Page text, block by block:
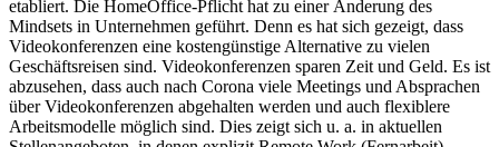
etabliert. Die HomeOffice-Pflicht hat zu einer Änderung des
Mindsets in Unternehmen geführt. Denn es hat sich gezeigt, dass
Videokonferenzen eine kostengünstige Alternative zu vielen
Geschäftsreisen sind. Videokonferenzen sparen Zeit und Geld. Es ist
abzusehen, dass auch nach Corona viele Meetings und Absprachen
über Videokonferenzen abgehalten werden und auch flexiblere
Arbeitsmodelle möglich sind. Dies zeigt sich u. a. in aktuellen